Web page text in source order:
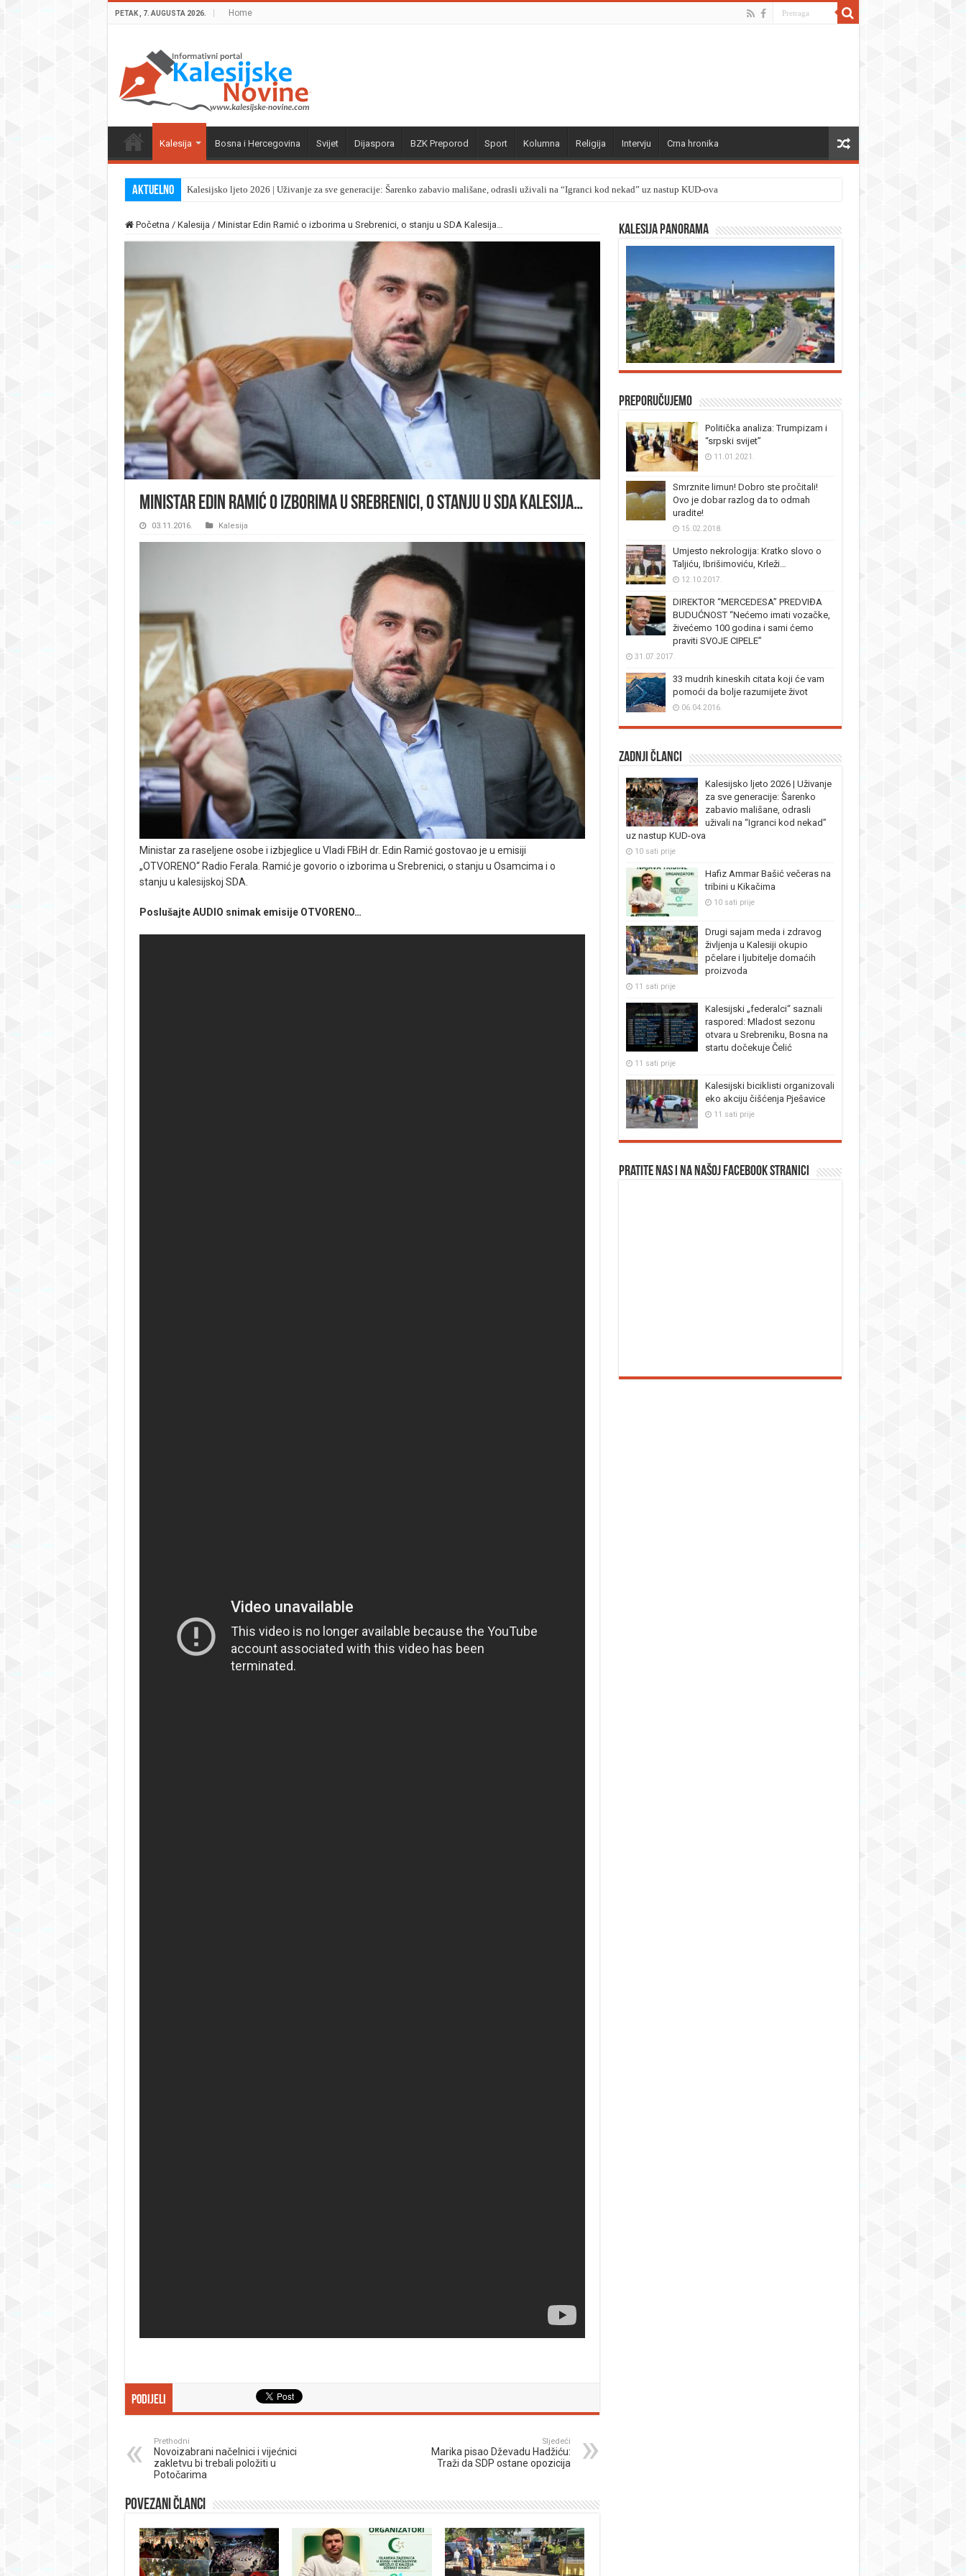
PETAK , 7. AUGUSTA 2026. Home
Kalesija Bosna i Hercegovina Svijet Dijaspora BZK Preporod Sport Kolumna Religija Intervju Crna hronika
Aktuelno Kalesijsko ljeto 2026 | Uživanje za sve generacije: Šarenko zabavio mališane, odrasli uživali na “Igranci kod nekad” uz nastup KUD-ova
Početna / Kalesija / Ministar Edin Ramić o izborima u Srebrenici, o stanju u SDA Kalesija…
Ministar Edin Ramić o izborima u Srebrenici, o stanju u SDA Kalesija…
03.11.2016. Kalesija
Ministar za raseljene osobe i izbjeglice u Vladi FBiH dr. Edin Ramić gostovao je u emisiji
„OTVORENO“ Radio Ferala. Ramić je govorio o izborima u Srebrenici, o stanju u Osamcima i o
stanju u kalesijskoj SDA.
Poslušajte AUDIO snimak emisije OTVORENO…
Podijeli
Prethodni
Novoizabrani načelnici i vijećnici
zakletvu bi trebali položiti u
Potočarima
Sljedeći
Marika pisao Dževadu Hadžiću:
Traži da SDP ostane opozicija
Povezani članci
Kalesija panorama
Preporučujemo
Politička analiza: Trumpizam i
“srpski svijet”
11.01.2021.
Smrznite limun! Dobro ste pročitali!
Ovo je dobar razlog da to odmah
uradite!
15.02.2018.
Umjesto nekrologija: Kratko slovo o
Taljiću, Ibrišimoviću, Krleži…
12.10.2017.
DIREKTOR “MERCEDESA” PREDVIĐA
BUDUĆNOST “Nećemo imati vozačke,
živećemo 100 godina i sami ćemo
praviti SVOJE CIPELE”
31.07.2017.
33 mudrih kineskih citata koji će vam
pomoći da bolje razumijete život
06.04.2016.
Zadnji članci
Kalesijsko ljeto 2026 | Uživanje
za sve generacije: Šarenko
zabavio mališane, odrasli
uživali na “Igranci kod nekad”
uz nastup KUD-ova
10 sati prije
Hafiz Ammar Bašić večeras na
tribini u Kikačima
10 sati prije
Drugi sajam meda i zdravog
življenja u Kalesiji okupio
pčelare i ljubitelje domaćih
proizvoda
11 sati prije
Kalesijski „federalci“ saznali
raspored: Mladost sezonu
otvara u Srebreniku, Bosna na
startu dočekuje Čelić
11 sati prije
Kalesijski biciklisti organizovali
eko akciju čišćenja Pješavice
11 sati prije
Pratite nas i na našoj facebook stranici